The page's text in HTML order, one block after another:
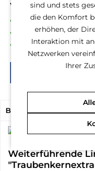
Vorteile
Kostenloser
Versand innerhalb
30 Tage Geld-
Beschreibung
Weiterführende
sind und stets
die den Komfort
erhöhen, der
Interaktion mit
Netzwerken
Ihrer